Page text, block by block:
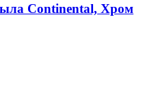
Continental, Хром